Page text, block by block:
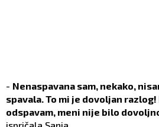
- Nenaspavana sam, nekako,
spavala. To mi je dovoljan razlog!
odspavam, meni nije bilo